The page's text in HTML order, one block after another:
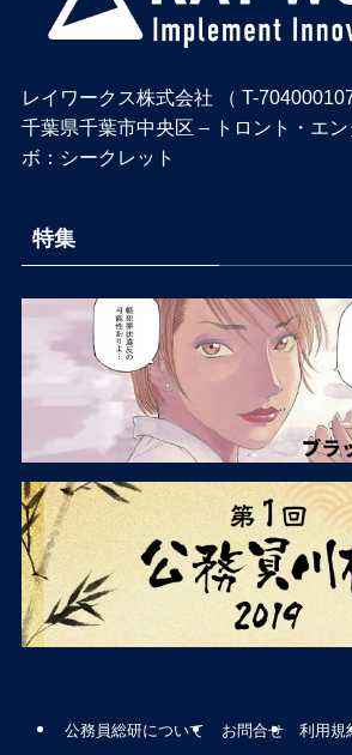
レイワークス株式会社 （ T-
千葉県千葉市中央区 – トロント・エ
ボ：シークレット
特集
公務員総研について お問合せ 利用規